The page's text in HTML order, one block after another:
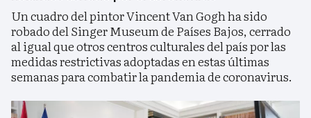
Un cuadro del pintor Vincent Van Gogh ha sido
robado del Singer Museum de Países Bajos, cerrado
al igual que otros centros culturales del país por las
medidas restrictivas adoptadas en estas últimas
semanas para combatir la pandemia de coronavirus.